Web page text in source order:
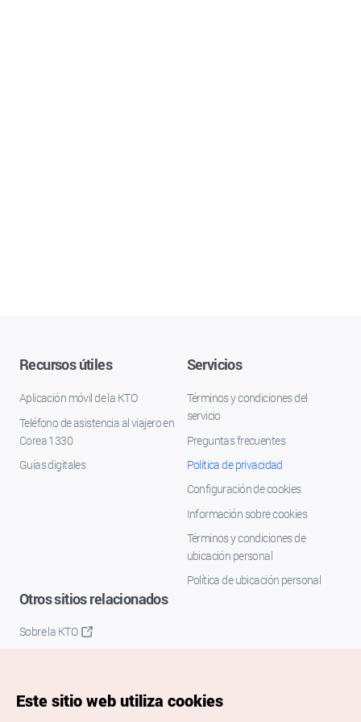
Recursos útiles
Aplicación móvil de la KTO
Teléfono de asistencia al viajero en
Corea 1330
Guías digitales
Servicios
Términos y condiciones del
servicio
Preguntas frecuentes
Política de privacidad
Configuración de cookies
Información sobre cookies
Términos y condiciones de
ubicación personal
Política de ubicación personal
Otros sitios relacionados
Sobre la KTO
Este sitio web utiliza cookies